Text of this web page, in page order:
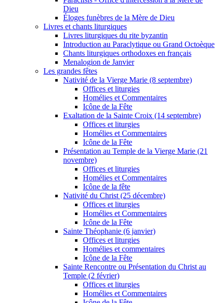
Dieu
Éloges funèbres de la Mère de Dieu
Livres et chants liturgiques
Livres liturgiques du rite byzantin
Introduction au Paraclytique ou Grand Octoèque
Chants liturgiques orthodoxes en français
Menalogion de Janvier
Les grandes fêtes
Nativité de la Vierge Marie (8 septembre)
Offices et liturgies
Homélies et Commentaires
Icône de la Fête
Exaltation de la Sainte Croix (14 septembre)
Offices et liturgies
Homélies et Commentaires
Icône de la Fête
Présentation au Temple de la Vierge Marie (21
novembre)
Offices et liturgies
Homélies et Commentaires
Icône de la fête
Nativité du Christ (25 décembre)
Offices et liturgies
Homélies et Commentaires
Icône de la Fête
Sainte Théophanie (6 janvier)
Offices et liturgies
Homélies et commentaires
Icône de la Fête
Sainte Rencontre ou Présentation du Christ au
Temple (2 février)
Offices et liturgies
Homélies et Commentaires